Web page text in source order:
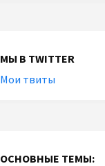
МЫ В TWITTER
Мои твиты
ОСНОВНЫЕ ТЕМЫ: